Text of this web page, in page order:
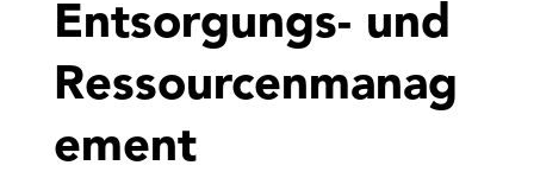
Entsorgungs- und
Ressourcenmanag
ement